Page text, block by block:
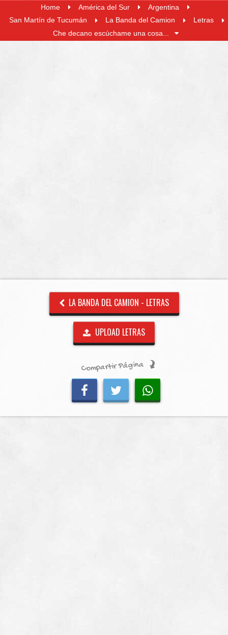
Home América del Sur
Argentina
San Martín de Tucumán
La Banda del Camion
Letras
Che decano escúchame una cosa...
LA BANDA DEL CAMION - LETRAS
UPLOAD LETRAS
Compartir Página